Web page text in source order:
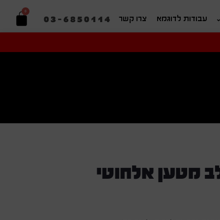
עבודות לדוגמא צרו קשר 03-6850114
0
מטען אלחוטי